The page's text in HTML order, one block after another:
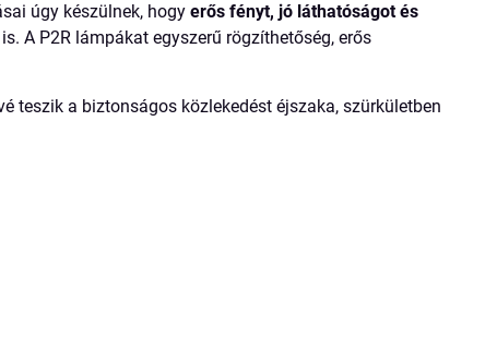
úgy készülnek, hogyerős fényt, jó láthatóságot és
A P2R lámpákat egyszerű rögzíthetőség, erős
teszik a biztonságos közlekedést éjszaka, szürkületben